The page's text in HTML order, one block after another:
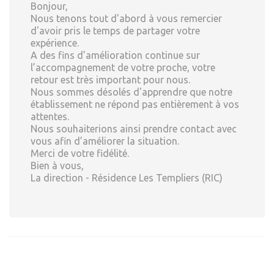
Bonjour,
Nous tenons tout d'abord à vous remercier
d'avoir pris le temps de partager votre
expérience.
A des fins d’amélioration continue sur
l’accompagnement de votre proche, votre
retour est très important pour nous.
Nous sommes désolés d'apprendre que notre
établissement ne répond pas entièrement à vos
attentes.
Nous souhaiterions ainsi prendre contact avec
vous afin d’améliorer la situation.
Merci de votre fidélité.
Bien à vous,
La direction - Résidence Les Templiers (RIC)